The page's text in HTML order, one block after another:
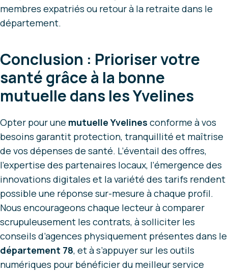
membres expatriés ou retour à la retraite dans le
département.
Conclusion : Prioriser votre
santé grâce à la bonne
mutuelle dans les Yvelines
Opter pour une mutuelle Yvelines conforme à vos
besoins garantit protection, tranquillité et maîtrise
de vos dépenses de santé. L’éventail des offres,
l’expertise des partenaires locaux, l’émergence des
innovations digitales et la variété des tarifs rendent
possible une réponse sur-mesure à chaque profil.
Nous encourageons chaque lecteur à comparer
scrupuleusement les contrats, à solliciter les
conseils d’agences physiquement présentes dans le
département 78, et à s’appuyer sur les outils
numériques pour bénéficier du meilleur service